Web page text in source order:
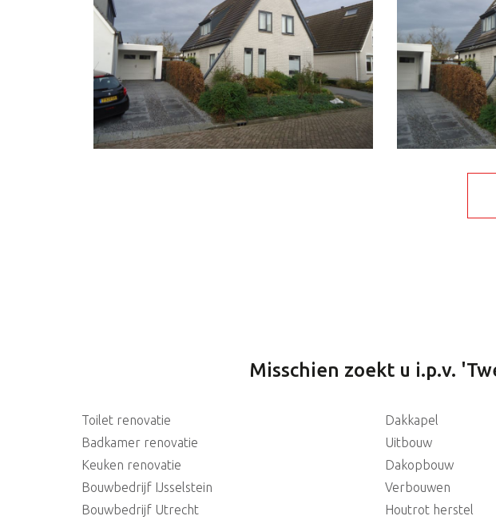
Misschien zoekt u i.p.v.
Toilet renovatie
Badkamer renovatie
Keuken renovatie
Bouwbedrijf IJsselstein
Bouwbedrijf Utrecht
Dakkapel
Uitbouw
Dakopbouw
Verbouwen
Houtrot herstel